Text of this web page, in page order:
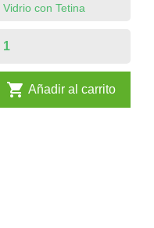
 Añadir al carrito